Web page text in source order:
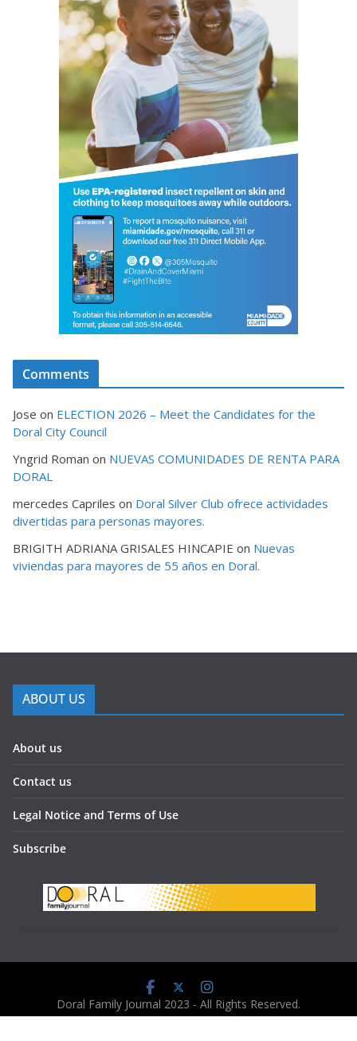
Comments
Jose on ELECTION 2026 – Meet the Candidates for the
Doral City Council
Yngrid Roman on NUEVAS COMUNIDADES DE RENTA PARA
DORAL
mercedes Capriles on Doral Silver Club ofrece actividades
divertidas para personas mayores.
BRIGITH ADRIANA GRISALES HINCAPIE on Nuevas
viviendas para mayores de 55 años en Doral.
ABOUT US
About us
Contact us
Legal Notice and Terms of Use
Subscribe
Doral Family Journal 2023 - All Rights Reserved.